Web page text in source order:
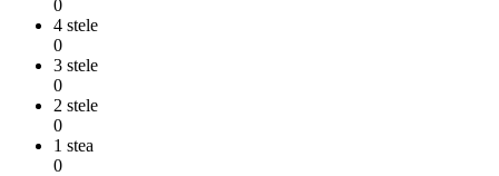
0
4 stele
0
3 stele
0
2 stele
0
1 stea
0